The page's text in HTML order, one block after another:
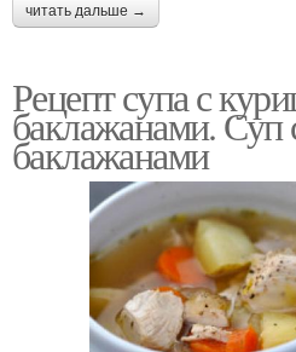
читать дальше →
Рецепт супа с
баклажанами. Суп
баклажанами